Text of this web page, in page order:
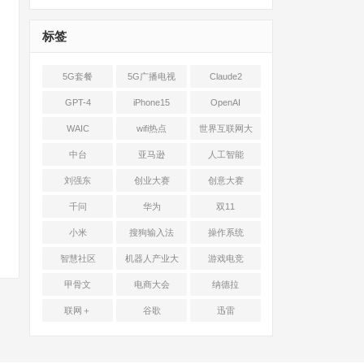
标签
5G套餐 5G广播电视 Claude2
GPT-4 iPhone15 OpenAI
WAIC wifi热点 世界互联网大
会
中台 亚马逊 人工智能
刘强东 创业大赛 创意大赛
千问 华为 双11
小米 搜狗输入法 操作系统
智慧社区 机器人产业大
会
游戏电竞
甲骨文 电商大会 纳德拉
联网＋ 谷歌 迅雷